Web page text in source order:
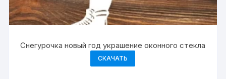
Снегурочка новый год украшение оконного стекла
СКАЧАТЬ